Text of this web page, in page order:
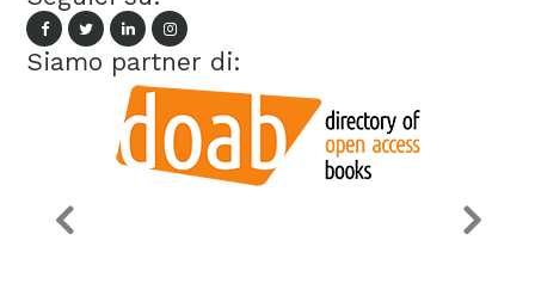
Siamo partner di: